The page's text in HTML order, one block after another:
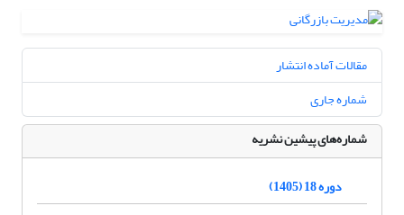
مقالات آماده انتشار
شماره جاری
شماره‌های پیشین نشریه
دوره 18 (1405)